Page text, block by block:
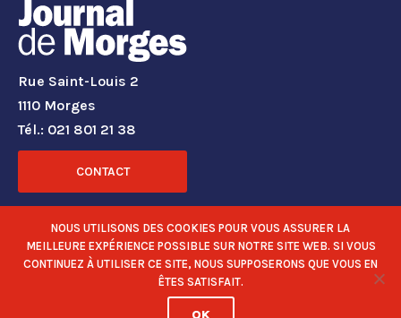
Rue Saint-Louis 2
1110 Morges
Tél.: 021 801 21 38
CONTACT
RÉSEAUX SOCIAUX
NOUS UTILISONS DES COOKIES POUR VOUS ASSURER LA
MEILLEURE EXPÉRIENCE POSSIBLE SUR NOTRE SITE WEB. SI VOUS
CONTINUEZ À UTILISER CE SITE, NOUS SUPPOSERONS QUE VOUS EN
ÊTES SATISFAIT.
OK